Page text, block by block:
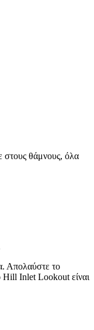
στους θάμνους, όλα
Απολαύστε το
Hill Inlet Lookout είναι